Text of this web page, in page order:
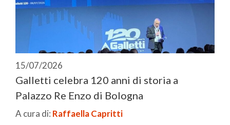
15/07/2026
Galletti celebra 120 anni di storia a
Palazzo Re Enzo di Bologna
A cura di: Raffaella Capritti